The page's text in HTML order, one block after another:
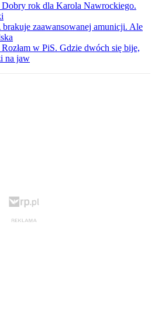
Dobry rok dla Karola Nawrockiego.
zaawansowanej amunicji. Ale
w PiS. Gdzie dwóch się bije,
na jaw